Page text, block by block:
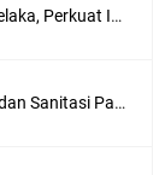
Bupati Asmar Sambut Lawatan Adat Melaka, Perkuat Ikatan Serumpun Indonesia–Malaysia di Kepulauan Meranti
SPPG Mantiasa Jalani Inspeksi Higiene dan Sanitasi Pangan